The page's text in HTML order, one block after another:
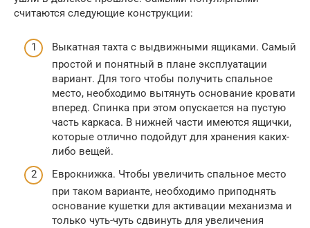
считаются следующие конструкции:
Выкатная тахта с выдвижными ящиками. Самый
простой и понятный в плане эксплуатации
вариант. Для того чтобы получить спальное
место, необходимо вытянуть основание кровати
вперед. Спинка при этом опускается на пустую
часть каркаса. В нижней части имеются ящички,
которые отлично подойдут для хранения каких-
либо вещей.
Еврокнижка. Чтобы увеличить спальное место
при таком варианте, необходимо приподнять
основание кушетки для активации механизма и
только чуть-чуть сдвинуть для увеличения